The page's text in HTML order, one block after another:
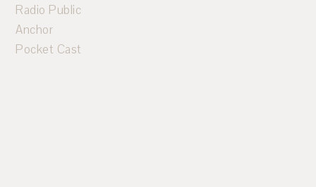
Radio Public
Anchor
Pocket Cast